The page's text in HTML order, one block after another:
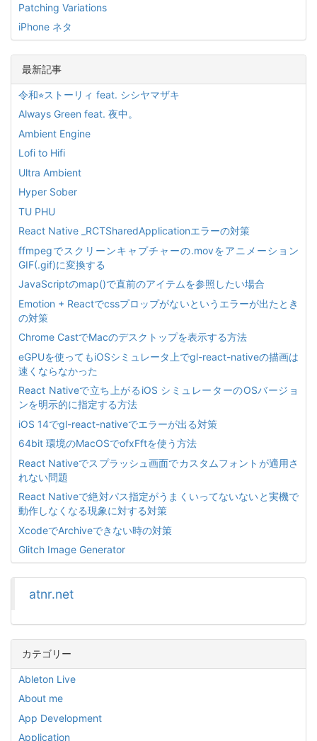
Patching Variations
iPhone ネタ
最新記事
令和⭐︎ストーリィ feat. シシヤマザキ
Always Green feat. 夜中。
Ambient Engine
Lofi to Hifi
Ultra Ambient
Hyper Sober
TU PHU
React Native _RCTSharedApplicationエラーの対策
ffmpegでスクリーンキャプチャーの.movをアニメーション
GIF(.gif)に変換する
JavaScriptのmap()で直前のアイテムを参照したい場合
Emotion + Reactでcssプロップがないというエラーが出たとき
の対策
Chrome CastでMacのデスクトップを表示する方法
eGPUを使ってもiOSシミュレータ上でgl-react-nativeの描画は
速くならなかった
React Nativeで立ち上がるiOS シミュレーターのOSバージョ
ンを明示的に指定する方法
iOS 14でgl-react-nativeでエラーが出る対策
64bit 環境のMacOSでofxFftを使う方法
React Nativeでスプラッシュ画面でカスタムフォントが適用さ
れない問題
React Nativeで絶対パス指定がうまくいってないないと実機で
動作しなくなる現象に対する対策
XcodeでArchiveできない時の対策
Glitch Image Generator
atnr.net
カテゴリー
Ableton Live
About me
App Development
Application